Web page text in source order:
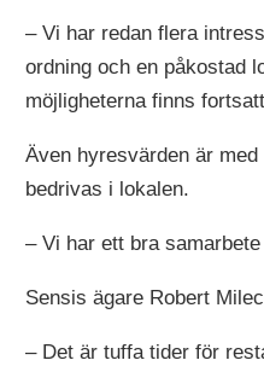
– Vi har redan flera
ordning och en påkostad
möjligheterna finns
Även hyresvärden är
bedrivas i lokalen.
– Vi har ett bra
Sensis ägare Robert
– Det är tuffa tider för